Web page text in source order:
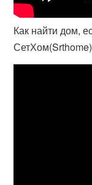
Как найти дом,